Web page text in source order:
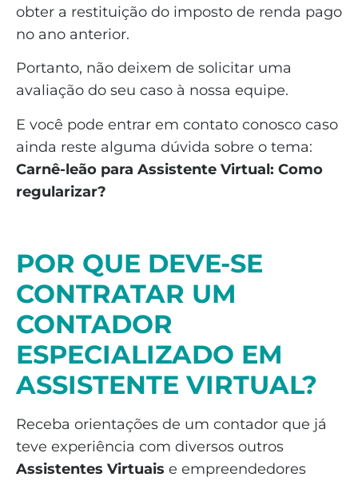
obter a restituição do imposto de renda pago
no ano anterior.
Portanto, não deixem de solicitar uma
avaliação do seu caso à nossa equipe.
E você pode entrar em contato conosco caso
ainda reste alguma dúvida sobre o tema:
Carnê-leão para Assistente Virtual: Como
regularizar?
POR QUE DEVE-SE
CONTRATAR UM
CONTADOR
ESPECIALIZADO EM
ASSISTENTE VIRTUAL?
Receba orientações de um contador que já
teve experiência com diversos outros
Assistentes Virtuais e empreendedores